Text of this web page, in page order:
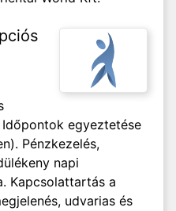
egyeztetése
Pénzkezelés,
napi
Kapcsolattartás a
udvarias és